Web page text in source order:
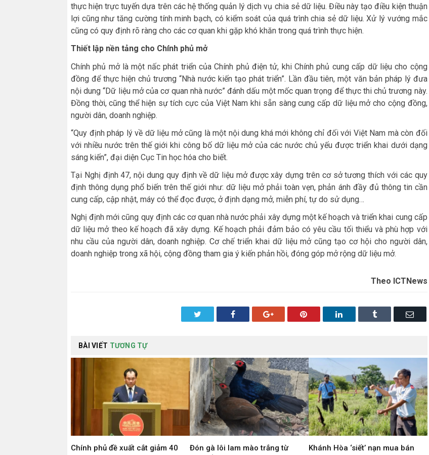
thực hiện trực tuyến dựa trên các hệ thống quản lý dịch vụ chia sẻ dữ liệu. Điều này tạo điều kiện thuận
lợi cũng như tăng cường tính minh bạch, có kiểm soát của quá trình chia sẻ dữ liệu. Xử lý vướng mắc
cũng có quy định rõ ràng cho các cơ quan khi gặp khó khăn trong quá trình thực hiện.
Thiết lập nền tảng cho Chính phủ mở
Chính phủ mở là một nấc phát triển của Chính phủ điện tử, khi Chính phủ cung cấp dữ liệu cho cộng
đồng để thực hiện chủ trương “Nhà nước kiến tạo phát triển”. Lần đầu tiên, một văn bản pháp lý đưa
nội dung “Dữ liệu mở của cơ quan nhà nước” đánh dấu một mốc quan trọng để thực thi chủ trương này.
Đồng thời, cũng thể hiện sự tích cực của Việt Nam khi sẵn sàng cung cấp dữ liệu mở cho cộng đồng,
người dân, doanh nghiệp.
“Quy định pháp lý về dữ liệu mở cũng là một nội dung khá mới không chỉ đối với Việt Nam mà còn đối
với nhiều nước trên thế giới khi công bố dữ liệu mở của các nước chủ yếu được triển khai dưới dạng
sáng kiến”, đại diện Cục Tin học hóa cho biết.
Tại Nghị định 47, nội dung quy định về dữ liệu mở được xây dựng trên cơ sở tương thích với các quy
định thông dụng phổ biến trên thế giới như: dữ liệu mở phải toàn vẹn, phản ánh đầy đủ thông tin cần
cung cấp, cập nhật, máy có thể đọc được, ở định dạng mở, miễn phí, tự do sử dụng…
Nghị định mới cũng quy định các cơ quan nhà nước phải xây dựng một kế hoạch và triển khai cung cấp
dữ liệu mở theo kế hoạch đã xây dựng. Kế hoạch phải đảm bảo có yêu cầu tối thiểu và phù hợp với
nhu cầu của người dân, doanh nghiệp. Cơ chế triển khai dữ liệu mở cũng tạo cơ hội cho người dân,
doanh nghiệp trong xã hội, cộng đồng tham gia ý kiến phản hồi, đóng góp mở rộng dữ liệu mở.
Theo ICTNews
Twitter Facebook Google+ Pinterest LinkedIn Tumblr Email
BÀI VIẾT TƯƠNG TỰ
Chính phủ đề xuất cắt giảm 40
Đón gà lôi lam mào trắng từ
Khánh Hòa ‘siết’ nạn mua bán